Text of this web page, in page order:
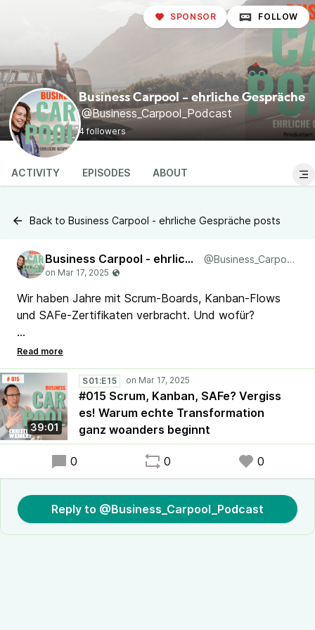
Business Carpool - ehrliche Gespräche
@Business_Carpool_Podcast
4 followers
SPONSOR FOLLOW
ACTIVITY EPISODES ABOUT
Back to Business Carpool - ehrliche Gespräche posts
Business Carpool - ehrliche Gespräche @Business_Carpool_Podcast
Wir haben Jahre mit Scrum-Boards, Kanban-Flows
und SAFe-Zertifikaten verbracht. Und wofür?
🔥 „Ich habe hinter viele agile Unternehmen geschaut
– und dahinter war nichts.“ – Christian Weinert
In Folge #015 sprechen wir über das Scheitern der
Agilitäts-Industrie – und echte Alternativen.
🎧 Jetzt hören, bevor du dein nächstes Zertifikat
buchst!
#Agilität #Scrum #Transformation
#BusinessCarpoolPodcast #Selbstorganisation
#Leadership
39:01
S01:E15
#015 Scrum, Kanban, SAFe? Vergiss
es! Warum echte Transformation
ganz woanders beginnt
0 0 0
Reply to @Business_Carpool_Podcast